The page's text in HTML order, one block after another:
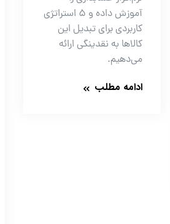
آموزش داده و ۵ استراتژی
کاربردی برای تبدیل این
کالاها به نقدینگی ارائه
می‌دهیم.
ادامه مطلب